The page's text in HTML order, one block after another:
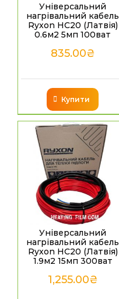
Універсальний
нагрівальний кабель
Ryxon HC20 (Латвія)
0.6м2 5мп 100ват
835.00₴
Купити
Універсальний
нагрівальний кабель
Ryxon HC20 (Латвія)
1.9м2 15мп 300ват
1,255.00₴